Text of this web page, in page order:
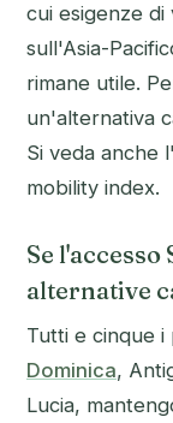
cui esigenze
sull'Asia-
rimane utile.
un'alternativa
Si veda anche
mobility index.
Se
alternative
Tutti e cinque i
Dominica,
Lucia,